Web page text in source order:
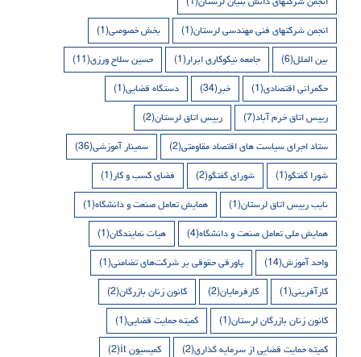
انجمن شرکتهای فنی مهندسی لرستان(1) بخش خصوصی(1)
بین الملل(6) جامعه نیکوکاری ابرار(1) حسین سلاح ورزی(11)
حکمرانی اقتصادی(1) خبر(34) دستگاه قضایی(1)
رییس اتاق خرم آباد(7) رییس اتاق لرستان(2)
ستاد اجرای سیاست های اقتصاد مقاومتی(2) سمینار آموزشی(36)
شورا گفتگو(1) شورای گفتگو(2) فضای کسب و کار(1)
نایب رییس اتاق لرستان(1) همایش تعامل صنعت و دانشگاه(1)
همایش ملی تعامل صنعت و دانشگاه(4) هیات نمایندگان(1)
واحد آموزش(14) پاورقی حقوقی بر شرکت‌های تضامنی(1)
کارآفرینی(1) کارفرمایان(2) کانون زنان بازرگان(2)
کانون زنان بازرگان لرستان(1) کمیته حمایت قضایی(1)
کمیته حمایت قضایی از سرمایه گذاری(2) کمیسیون it (2)